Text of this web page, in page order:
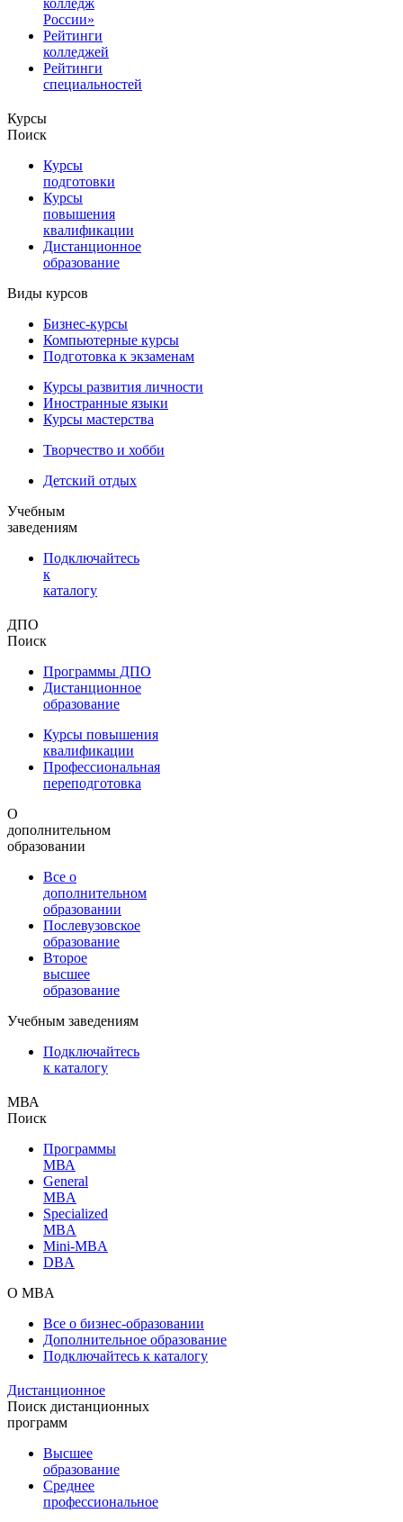
России»
Рейтинги
колледжей
Рейтинги
специальностей
Курсы
Поиск
Курсы
подготовки
Курсы
повышения
квалификации
Дистанционное
образование
Виды курсов
Бизнес-курсы
Компьютерные курсы
Подготовка к экзаменам
Курсы развития личности
Иностранные языки
Курсы мастерства
Творчество и хобби
Детский отдых
Учебным
заведениям
Подключайтесь
к
каталогу
ДПО
Поиск
Программы ДПО
Дистанционное
образование
Курсы повышения
квалификации
Профессиональная
переподготовка
О
дополнительном
образовании
Все о
дополнительном
образовании
Послевузовское
образование
Второе
высшее
образование
Учебным заведениям
Подключайтесь
к каталогу
МВА
Поиск
Программы
МВА
General
MBA
Specialized
MBA
Mini-MBA
DBA
О MBA
Все о бизнес-образовании
Дополнительное образование
Подключайтесь к каталогу
Дистанционное
Поиск дистанционных
программ
Высшее
образование
Среднее
профессиональное